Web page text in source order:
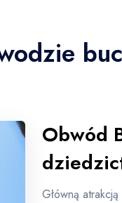
Obwód
Główną